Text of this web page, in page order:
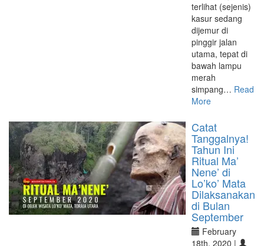
terlihat (sejenis)
kasur sedang
dijemur di
pinggir jalan
utama, tepat di
bawah lampu
merah
simpang… Read
More
Catat
Tanggalnya!
Tahun Ini
Ritual Ma’
Nene’ di
Lo’ko’ Mata
Dilaksanakan
di Bulan
September
February
18th, 2020 |